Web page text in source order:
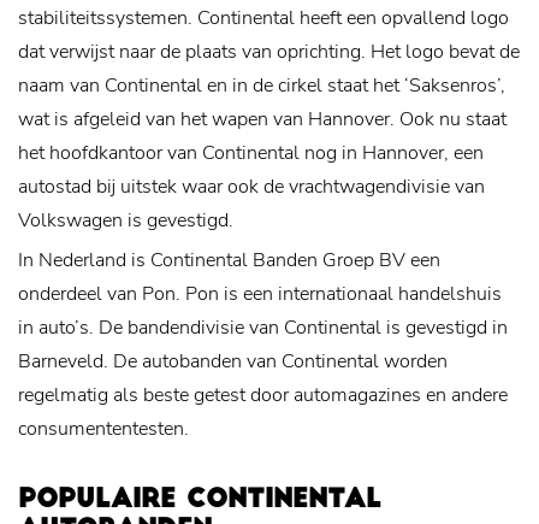
stabiliteitssystemen. Continental heeft een opvallend logo
dat verwijst naar de plaats van oprichting. Het logo bevat de
naam van Continental en in de cirkel staat het ‘Saksenros’,
wat is afgeleid van het wapen van Hannover. Ook nu staat
het hoofdkantoor van Continental nog in Hannover, een
autostad bij uitstek waar ook de vrachtwagendivisie van
Volkswagen is gevestigd.
In Nederland is Continental Banden Groep BV een
onderdeel van Pon. Pon is een internationaal handelshuis
in auto’s. De bandendivisie van Continental is gevestigd in
Barneveld. De autobanden van Continental worden
regelmatig als beste getest door automagazines en andere
consumententesten.
POPULAIRE CONTINENTAL